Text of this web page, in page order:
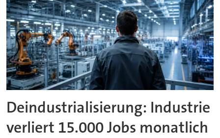
Deindustrialisierung: Industrie
verliert 15.000 Jobs monatlich